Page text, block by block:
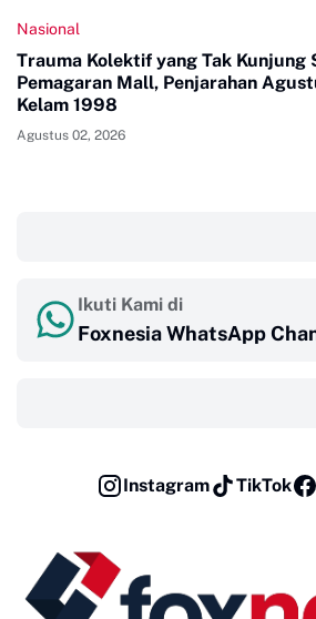
Nasional
Trauma Kolektif yang Tak Kunjung
Pemagaran Mall, Penjarahan
Kelam 1998
Agustus 02, 2026
Ikuti Kami di
Foxnesia WhatsApp
Instagram TikTok